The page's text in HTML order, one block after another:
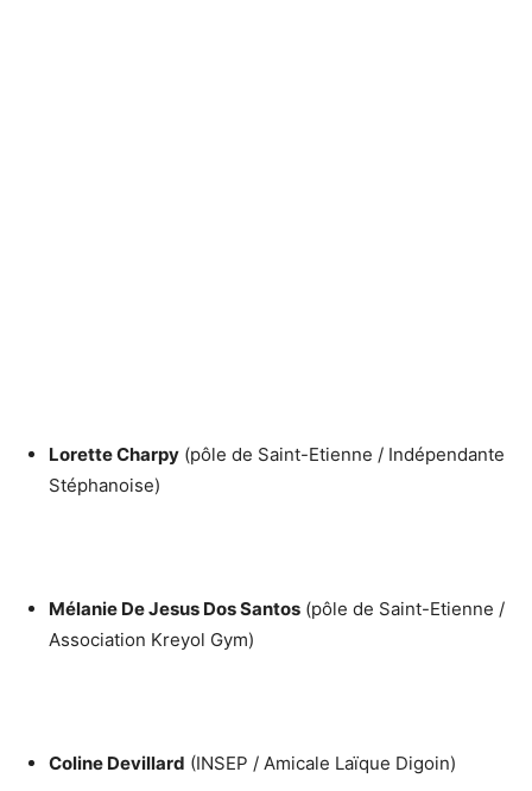
Lorette Charpy (pôle de Saint-Etienne / Indépendante
Stéphanoise)
Mélanie De Jesus Dos Santos (pôle de Saint-Etienne /
Association Kreyol Gym)
Coline Devillard (INSEP / Amicale Laïque Digoin)